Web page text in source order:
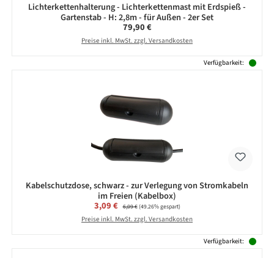
Lichterkettenhalterung - Lichterkettenmast mit Erdspieß -
Gartenstab - H: 2,8m - für Außen - 2er Set
Regulärer Preis:
79,90 €
Preise inkl. MwSt. zzgl. Versandkosten
Verfügbarkeit:
Kabelschutzdose, schwarz - zur Verlegung von Stromkabeln
im Freien (Kabelbox)
Verkaufspreis:
3,09 € Regulärer Preis:
6,09 €(49.26% gespart)
Preise inkl. MwSt. zzgl. Versandkosten
Verfügbarkeit: